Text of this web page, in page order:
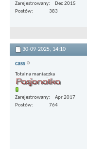
Zarejestrowany
Dec 2015
Postów
383
30-09-2025, 14:10
cass
Totalna maniaczka
Zarejestrowany
Apr 2017
Postów
764